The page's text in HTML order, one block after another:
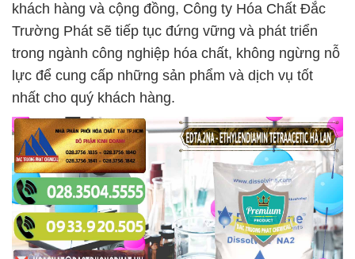
khách hàng và cộng đồng, Công ty Hóa Chất Đắc
Trường Phát sẽ tiếp tục đứng vững và phát triển
trong ngành công nghiệp hóa chất, không ngừng nỗ
lực để cung cấp những sản phẩm và dịch vụ tốt
nhất cho quý khách hàng.